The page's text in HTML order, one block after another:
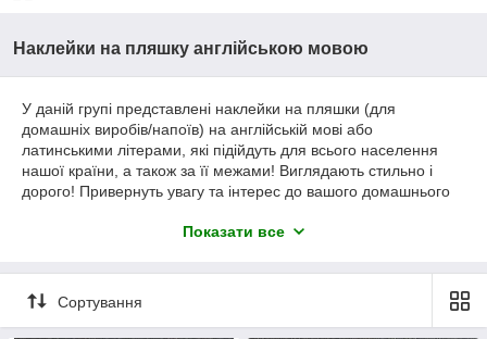
Наклейки на пляшку англійською мовою
У даній групі представлені наклейки на пляшки (для
домашніх виробів/напоїв) на англійській мові або
латинськими літерами, які підійдуть для всього населення
нашої країни, а також за її межами! Виглядають стильно і
дорого! Привернуть увагу та інтерес до вашого домашнього
Якісно надруковані на паперовій самоклейці гарної якості.
Показати все
Сортування